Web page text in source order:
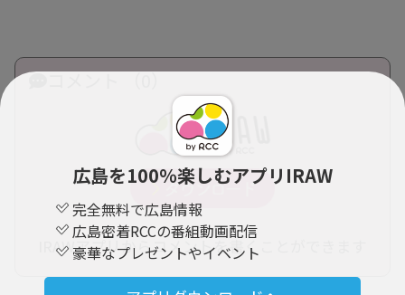
広島を100％楽しむアプリIRAW
完全無料で広島情報
広島密着RCCの番組動画配信
豪華なプレゼントやイベント
コメント （0）
IRAWアプリからコメントを書くことができます